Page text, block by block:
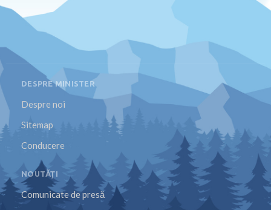
DESPRE MINISTER
Despre noi
Sitemap
Conducere
NOUTĂȚI
Comunicate de presă